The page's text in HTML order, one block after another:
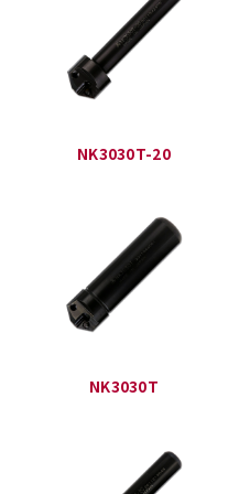
NK3030T-20
NK3030T